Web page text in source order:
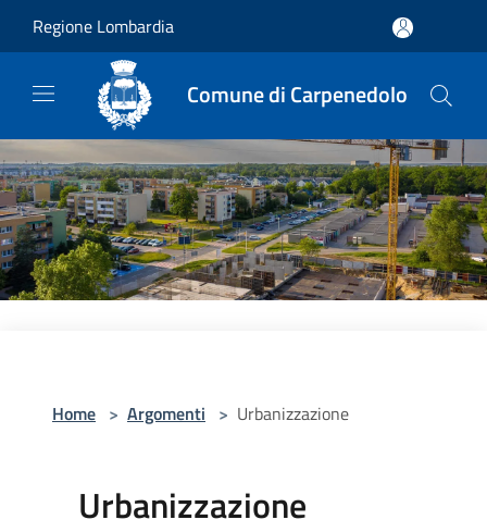
Regione Lombardia
Comune di Carpenedolo
Home > Argomenti > Urbanizzazione
Urbanizzazione